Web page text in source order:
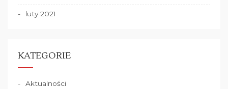
luty 2021
KATEGORIE
Aktualności